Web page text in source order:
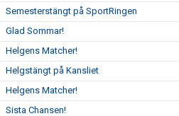
Semesterstängt på SportRingen
Glad Sommar!
Helgens Matcher!
Helgstängt på Kansliet
Helgens Matcher!
Sista Chansen!